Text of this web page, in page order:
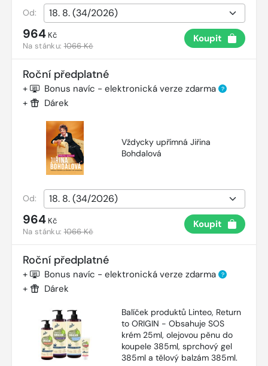
Od:
964 Kč
Na stánku:1066 Kč
Koupit
Roční předplatné
+ Bonus navíc - elektronická verze zdarma ?
+ Dárek
Vždycky upřímná Jiřina
Bohdalová
Od:
964 Kč
Na stánku:1066 Kč
Koupit
Roční předplatné
+ Bonus navíc - elektronická verze zdarma ?
+ Dárek
Balíček produktů Linteo, Return
to ORIGIN - Obsahuje SOS
krém 25ml, olejovou pěnu do
koupele 385ml, sprchový gel
385ml a tělový balzám 385ml.